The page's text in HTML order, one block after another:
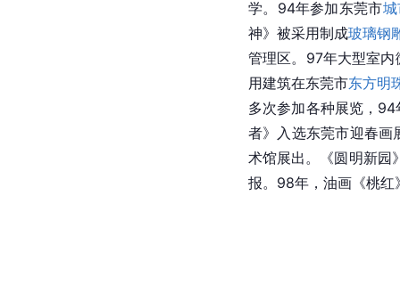
学。94年参加东莞市
神》被采用制成玻璃钢
管理区。97年大型室
用建筑在东莞市东方明
多次参加各种展览，
者》入选东莞市迎春
术馆展出。《圆明新园
报。98年，油画《桃红